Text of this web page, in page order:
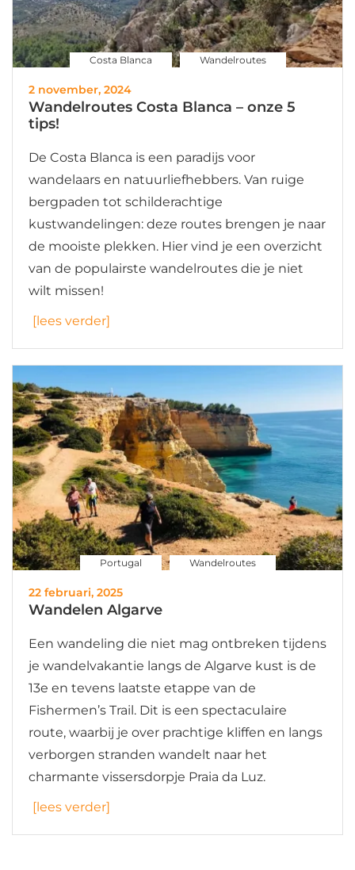
Costa Blanca Wandelroutes
2 november, 2024
Wandelroutes Costa Blanca – onze 5
tips!
De Costa Blanca is een paradijs voor
wandelaars en natuurliefhebbers. Van ruige
bergpaden tot schilderachtige
kustwandelingen: deze routes brengen je naar
de mooiste plekken. Hier vind je een overzicht
van de populairste wandelroutes die je niet
wilt missen!
[lees verder]
Portugal Wandelroutes
22 februari, 2025
Wandelen Algarve
Een wandeling die niet mag ontbreken tijdens
je wandelvakantie langs de Algarve kust is de
13e en tevens laatste etappe van de
Fishermen’s Trail. Dit is een spectaculaire
route, waarbij je over prachtige kliffen en langs
verborgen stranden wandelt naar het
charmante vissersdorpje Praia da Luz.
[lees verder]